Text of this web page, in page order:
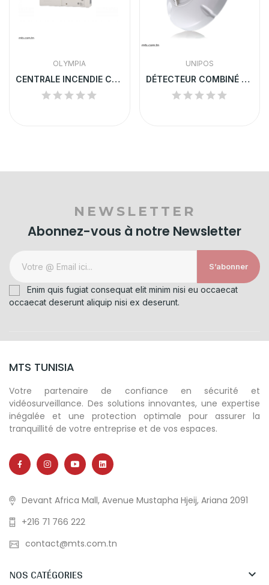
OLYMPIA
CENTRALE INCENDIE CONVENTIONNELLE OLYMPIA 2 ZONES
UNIPOS
DÉTECTEUR COMBINÉ THERMO-OPTIQUE UNIPOS | FD8060
NEWSLETTER
Abonnez-vous à notre Newsletter
S’abonner
Enim quis fugiat consequat elit minim nisi eu occaecat
occaecat deserunt aliquip nisi ex deserunt.
MTS TUNISIA
Votre partenaire de confiance en sécurité et
vidéosurveillance. Des solutions innovantes, une expertise
inégalée et une protection optimale pour assurer la
tranquillité de votre entreprise et de vos espaces.
Devant Africa Mall, Avenue Mustapha Hjeij, Ariana 2091
+216 71 766 222
contact@mts.com.tn
NOS CATÉGORIES 